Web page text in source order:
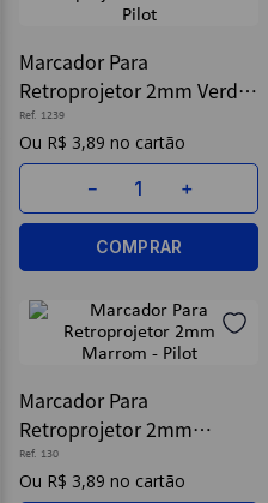
Marcador Para
Retroprojetor 2mm Verde
- Pilot
Ref. 1239
R$ 3,89
＋
－
COMPRAR
Marcador Para
Retroprojetor 2mm
Marrom - Pilot
Ref. 130
R$ 3,89